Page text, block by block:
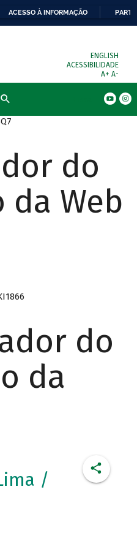
ACESSO À INFORMAÇÃO
ENGLISH
ACESSIBILIDADE
A+ A-
do
da Web
do
da
/